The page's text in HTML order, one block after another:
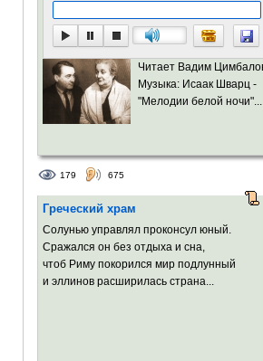
Читает Вадим
Музыка: Исаак Шварц -
"Мелодии белой ночи"...
179 675
Греческий храм
Солунью управлял проконсул юный.
Сражался он без отдыха и сна,
чтоб Риму покорился мир подлунный
и эллинов расширилась страна...